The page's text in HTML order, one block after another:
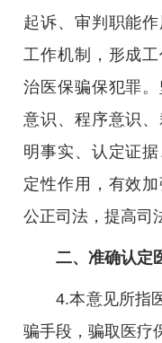
起诉、审判职能
工作机制，形成
治医保骗保犯罪
意识、程序意识
明事实、认定证
定性作用，有效
公正司法，提高司
二、准确认定
4.本意见所指医
骗手段，骗取医疗